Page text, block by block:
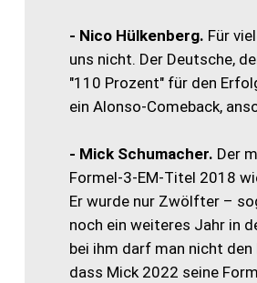
- Nico Hülkenberg. Für
uns nicht. Der Deutsche,
"110 Prozent" für den
ein Alonso-Comeback,
- Mick Schumacher. Der
Formel-3-EM-Titel 2018
Er wurde nur Zwölfter –
noch ein weiteres Jahr in
bei ihm darf man nicht
dass Mick 2022 seine